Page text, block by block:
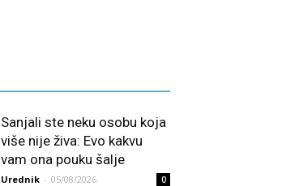
Sanjali ste neku osobu koja
više nije živa: Evo kakvu
vam ona pouku šalje
Urednik - 05/08/2026 0